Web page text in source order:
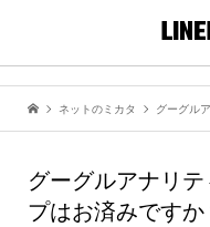
ネットのミカタ グーグル
グーグルアナリ
プはお済みですか